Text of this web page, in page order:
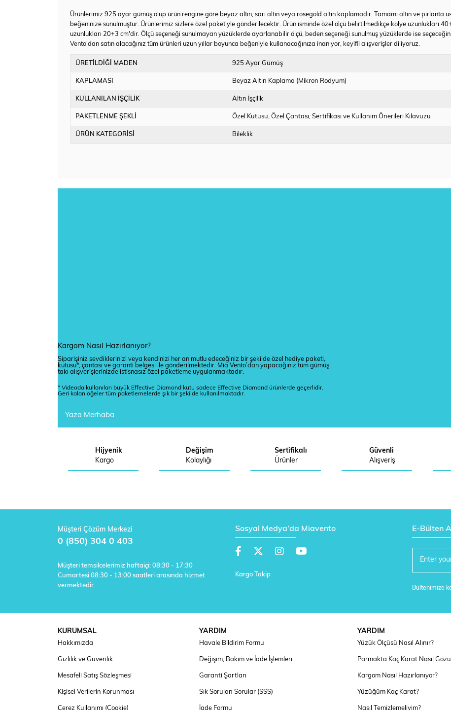
Ürünlerimiz 925 ayar gümüş olup ürün rengine göre beyaz altın, sarı altın veya rosegold altın kaplamadır. Tamamı altın ve pırlanta
beğeninize sunulmuştur. Ürünlerimiz sizlere özel paketiyle gönderilecektir. Ürün isminde özel ölçü belirtilmedikçe kolye uzunlukları
uzunlukları 20+3 cm'dir. Ölçü seçeneği sunulmayan yüzüklerde ayarlanabilir ölçü, beden seçeneği sunulmuş yüzüklerde ise
Vento'dan satın alacağınız tüm ürünleri uzun yıllar boyunca beğeniyle kullanacağınıza inanıyor, keyifli alışverişler diliyoruz.
ÜRETİLDİĞİ MADEN 925 Ayar Gümüş
KAPLAMASI Beyaz Altın Kaplama (Mikron Rodyum)
KULLANILAN İŞÇİLİK Altın İşçilik
PAKETLENME ŞEKLİ Özel Kutusu Özel Çantası Sertifikası ve Kullanım Önerileri Kılavuzu
ÜRÜN KATEGORİSİ Bileklik
Kargom Nasıl Hazırlanıyor?
Siparişiniz sevdiklerinizi veya kendinizi her an mutlu edeceğiniz bir şekilde özel hediye paketi,
kutusu*, çantası ve garanti belgesi ile gönderilmektedir. Mia Vento’dan yapacağınız tüm gümüş
takı alışverişlerinizde istisnasız özel paketleme uygulanmaktadır.
* Videoda kullanılan büyük Effective Diamond kutu sadece Effective Diamond ürünlerde geçerlidir.
Geri kalan öğeler tüm paketlemelerde şık bir şekilde kullanılmaktadır.
Yaza Merhaba
Hijyenik
Kargo
Değişim
Kolaylığı
Sertifikalı
Ürünler
Güvenli
Alışveriş
Müşteri Çözüm Merkezi
0 (850) 304 0 403
Müşteri temsilcelerimiz haftaiçi: 08:30 - 17:30
Cumartesi 08:30 - 13:00 saatleri arasında hizmet
vermektedir.
Sosyal Medya'da Miavento
Kargo Takip
E-Bülten
Bültenimize
KURUMSAL
Hakkımızda
Gizlilik ve Güvenlik
Mesafeli Satış Sözleşmesi
Kişisel Verilerin Korunması
Çerez Kullanımı (Cookie)
YARDIM
Havale Bildirim Formu
Değişim, Bakım ve İade İşlemleri
Garanti Şartları
Sık Sorulan Sorular (SSS)
İade Formu
YARDIM
Yüzük Ölçüsü Nasıl Alınır?
Parmakta Kaç Karat Nasıl
Kargom Nasıl Hazırlanıyor?
Yüzüğüm Kaç Karat?
Nasıl Temizlemeliyim?